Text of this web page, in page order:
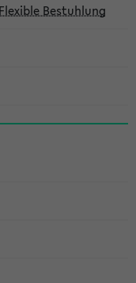
Bestuhlung